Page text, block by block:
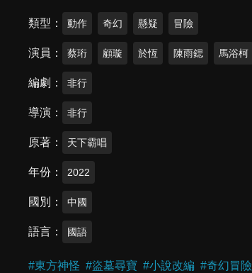
類型 動作 奇幻 懸疑 冒險
演員 蔡珩 顧璇 於恆 陳雨鍶 馬浴柯
編劇 非行
導演 非行
原著 天下霸唱
年份 2022
國別 中國
語言 國語
#東方神怪 #盜墓尋寶 #小說改編 #奇幻冒險